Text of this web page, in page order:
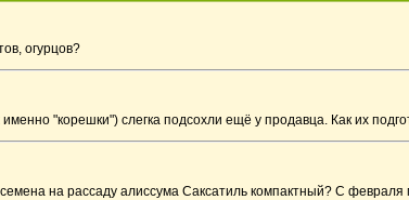
огурцов?
"корешки") слегка подсохли ещё у продавца. Как их
на рассаду алиссума Саксатиль компактный? С